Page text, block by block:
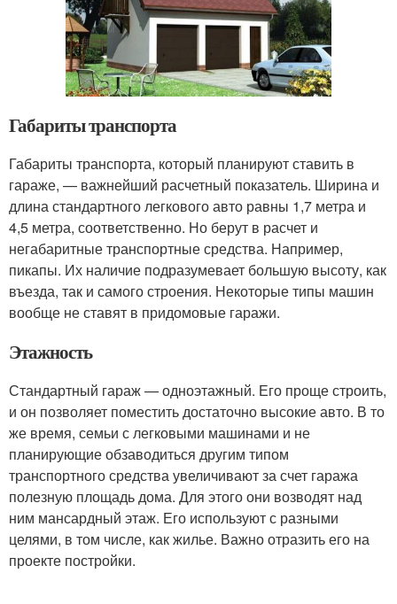
Габариты транспорта
Габариты транспорта, который планируют ставить в
гараже, — важнейший расчетный показатель. Ширина и
длина стандартного легкового авто равны 1,7 метра и
4,5 метра, соответственно. Но берут в расчет и
негабаритные транспортные средства. Например,
пикапы. Их наличие подразумевает большую высоту, как
въезда, так и самого строения. Некоторые типы машин
вообще не ставят в придомовые гаражи.
Этажность
Стандартный гараж — одноэтажный. Его проще строить,
и он позволяет поместить достаточно высокие авто. В то
же время, семьи с легковыми машинами и не
планирующие обзаводиться другим типом
транспортного средства увеличивают за счет гаража
полезную площадь дома. Для этого они возводят над
ним мансардный этаж. Его используют с разными
целями, в том числе, как жилье. Важно отразить его на
проекте постройки.